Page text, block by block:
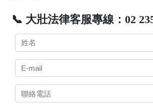
📞 大壯法律客服專線：02